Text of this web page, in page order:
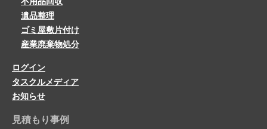
遺品整理
ゴミ屋敷片付け
産業廃棄物処分
ログイン
タスクルメディア
お知らせ
見積もり事例